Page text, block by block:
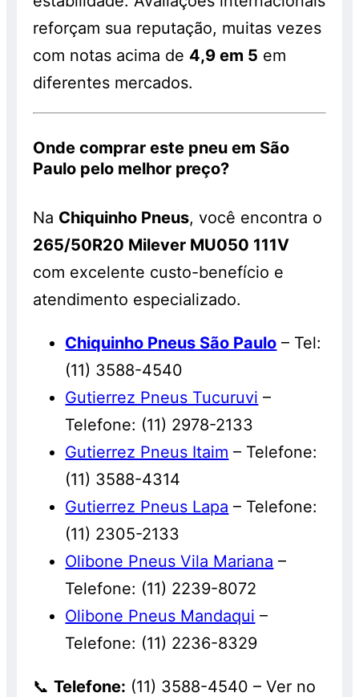
reforçam sua reputação, muitas vezes
com notas acima de 4,9 em 5 em
diferentes mercados.
Onde comprar este pneu em São
Paulo pelo melhor preço?
Na Chiquinho Pneus, você encontra o
265/50R20 Milever MU050 111V
com excelente custo-benefício e
atendimento especializado.
Chiquinho Pneus São Paulo – Tel:
(11) 3588-4540
Gutierrez Pneus Tucuruvi –
Telefone: (11) 2978-2133
Gutierrez Pneus Itaim – Telefone:
(11) 3588-4314
Gutierrez Pneus Lapa – Telefone:
(11) 2305-2133
Olibone Pneus Vila Mariana –
Telefone: (11) 2239-8072
Olibone Pneus Mandaqui –
Telefone: (11) 2236-8329
📞Telefone: (11) 3588-4540 – Ver no